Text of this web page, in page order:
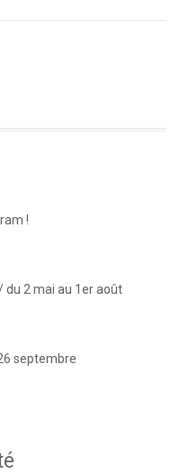
!
du 2 mai au 1er août
septembre